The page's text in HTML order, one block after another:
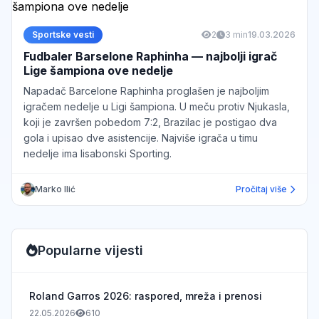
Sportske vesti 2 3 min19.03.2026
Fudbaler Barselone Raphinha — najbolji igrač
Lige šampiona ove nedelje
Napadač Barcelone Raphinha proglašen je najboljim
igračem nedelje u Ligi šampiona. U meču protiv Njukasla,
koji je završen pobedom 7:2, Brazilac je postigao dva
gola i upisao dve asistencije. Najviše igrača u timu
nedelje ima lisabonski Sporting.
Marko Ilić Pročitaj više
Popularne vijesti
Roland Garros 2026: raspored, mreža i prenosi
22.05.2026 610